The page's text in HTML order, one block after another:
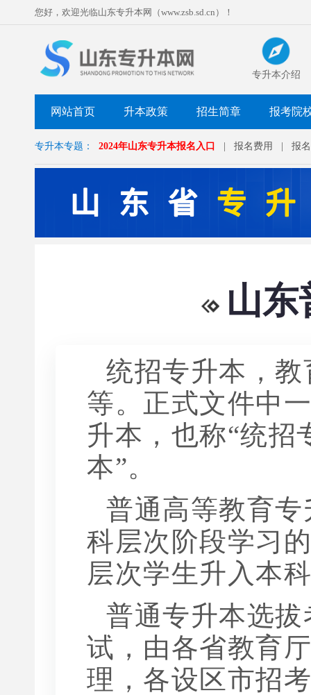
您好，欢迎光临山东专升本网（www.zsb.sd.cn）！
专升本介绍
网站首页 升本政策 招生简章 报考院
专升本专题： 2024年山东专升本报名入口 报名费用 报
山东
统招专升本，
等。正式文件中
升本，也称“统招
本”。
普通高等教育
科层次阶段学习
层次学生升入本
普通专升本选
试，由各省教育
理，各设区市招